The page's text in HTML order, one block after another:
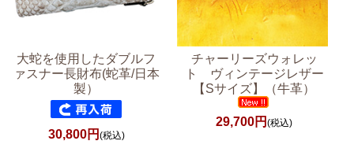
大蛇を使用したダブルフ
ァスナー長財布(蛇革/日本
製）
30,800円 (税込)
チャーリーズウォレッ
ト ヴィンテージレザー
【Sサイズ】（牛革）
29,700円(税込)